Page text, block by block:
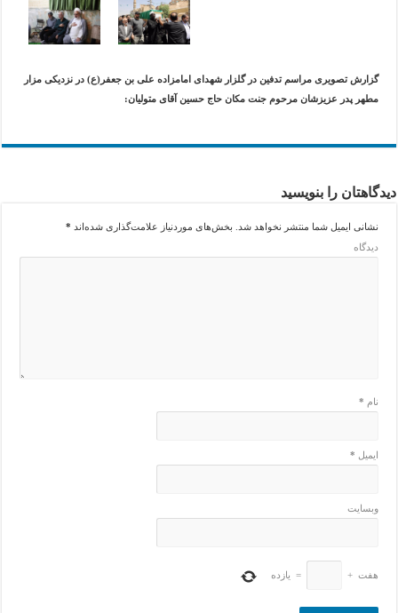
گزارش تصویری مراسم تدفین در گلزار شهدای امامزاده علی بن جعفر(ع) در نزدیکی مزار
مطهر پدر عزیزشان مرحوم جنت مکان حاج حسین آقای متولیان:
دیدگاهتان را بنویسید
نشانی ایمیل شما منتشر نخواهد شد. بخش‌های موردنیاز علامت‌گذاری شده‌اند *
دیدگاه
نام *
ایمیل *
وبسایت
هفت +
= یازده